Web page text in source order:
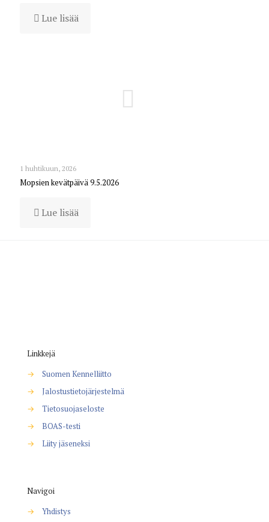
Lue lisää
1 huhtikuun, 2026
Mopsien kevätpäivä 9.5.2026
Lue lisää
Linkkejä
→
Suomen Kennelliitto
→
Jalostustietojärjestelmä
→
Tietosuojaseloste
→
BOAS-testi
→
Liity jäseneksi
Navigoi
→
Yhdistys